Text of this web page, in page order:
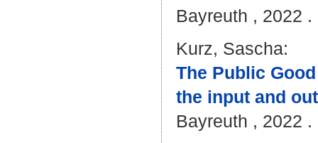
Bayreuth , 2022 .
Kurz, Sascha:
The Public
the input and
Bayreuth , 2022 .